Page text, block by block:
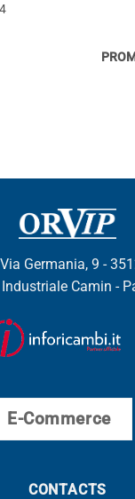
Germania, 9 -
Camin -
E-Commerce
CONTACTS